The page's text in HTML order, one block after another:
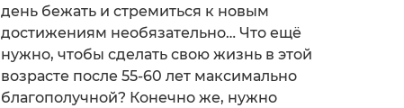
день бежать и стремиться к новым
достижениям необязательно… Что ещё
нужно, чтобы сделать свою жизнь в этой
возрасте после 55-60 лет максимально
благополучной? Конечно же, нужно